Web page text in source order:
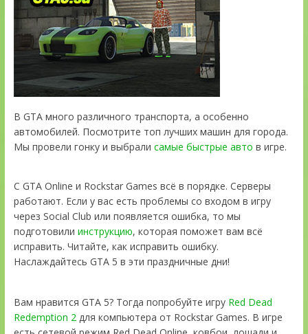
В GTA много различного транспорта, а особенно
автомобилей. Посмотрите топ лучших машин для города.
Мы провели гонку и выбрали самые быстрые авто в игре.
С GTA Online и Rockstar Games всё в порядке. Серверы
работают. Если у вас есть проблемы со входом в игру
через Social Club или появляется ошибка, то мы
подготовили инструкцию, которая поможет вам всё
исправить. Читайте, как исправить ошибку.
Наслаждайтесь GTA 5 в эти праздничные дни!
Вам нравится GTA 5? Тогда попробуйте игру Red Dead
Redemption 2для компьютера от Rockstar Games. В игре